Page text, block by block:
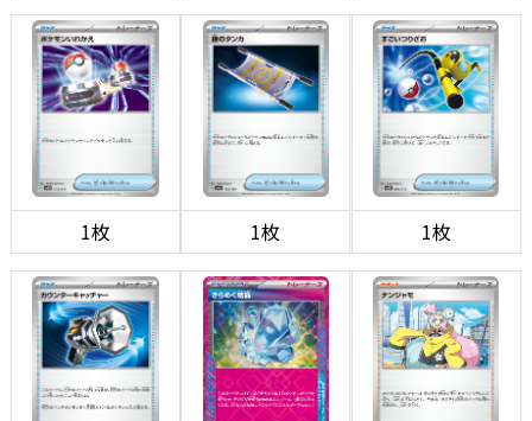
1枚 1枚 1枚